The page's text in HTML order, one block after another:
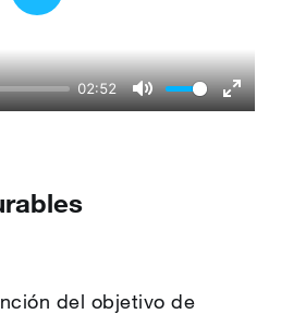
02:52
Mute
Enter
Play
del objetivo de